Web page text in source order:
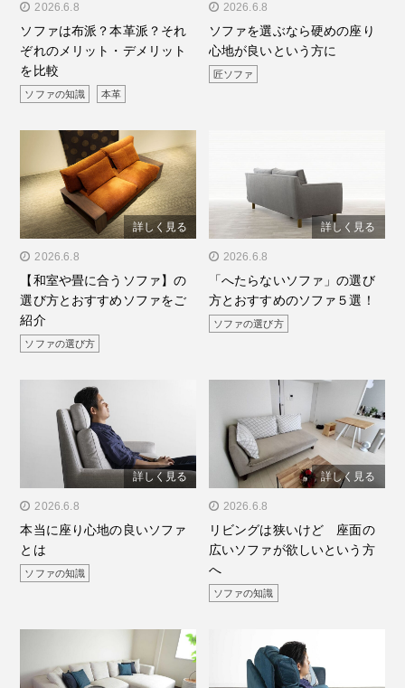
" alt="ソファは布派？本革
派？それぞれのメリット・
デメリットを比較"/>
2026.6.8
ソファは布派？本革派？それ
ぞれのメリット・デメリット
を比較
ソファの知識 本革
" alt="ソファを選ぶなら硬
めの座り心地が良いという
方に"/>
2026.6.8
ソファを選ぶなら硬めの座り
心地が良いという方に
匠ソファ
" alt="【和室や畳に合うソ
ファ】の選び方とおすすめ
ソファをご紹介"/>
詳しく見る
2026.6.8
【和室や畳に合うソファ】の
選び方とおすすめソファをご
紹介
ソファの選び方
" alt="「へたらないソフ
ァ」の選び方とおすすめの
ソファ５選！"/>
詳しく見る
2026.6.8
「へたらないソファ」の選び
方とおすすめのソファ５選！
ソファの選び方
" alt="本当に座り心地の良
いソファとは"/>
詳しく見る
2026.6.8
本当に座り心地の良いソファ
とは
ソファの知識
" alt="リビングは狭いけ
ど 座面の広いソファが欲
しいという方へ"/>
詳しく見る
2026.6.8
リビングは狭いけど 座面の
広いソファが欲しいという方
へ
ソファの知識